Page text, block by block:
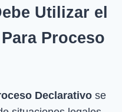
Utilizar el
Proceso
Declarativo se